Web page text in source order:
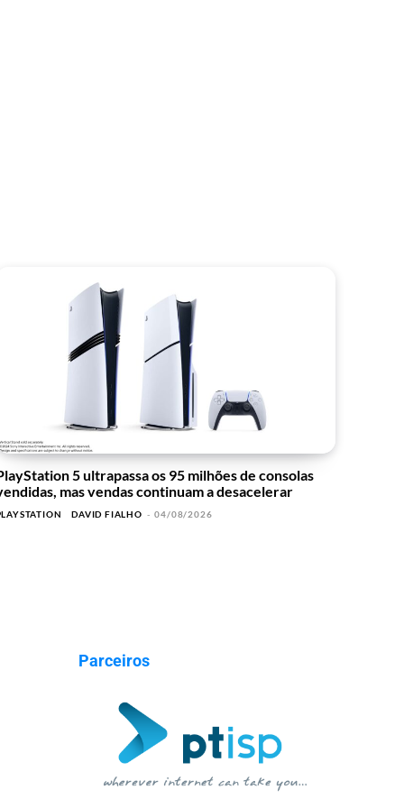
5 ultrapassa os 95 milhões de consolas
mas vendas continuam a desacelerar
DAVID FIALHO - 04/08/2026
Parceiros